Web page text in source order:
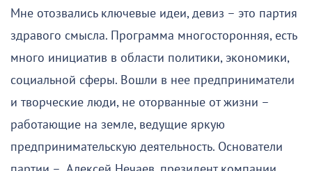
Мне отозвались ключевые идеи, девиз – это партия
здравого смысла. Программа многосторонняя, есть
много инициатив в области политики, экономики,
социальной сферы. Вошли в нее предприниматели
и творческие люди, не оторванные от жизни –
работающие на земле, ведущие яркую
предпринимательскую деятельность. Основатели